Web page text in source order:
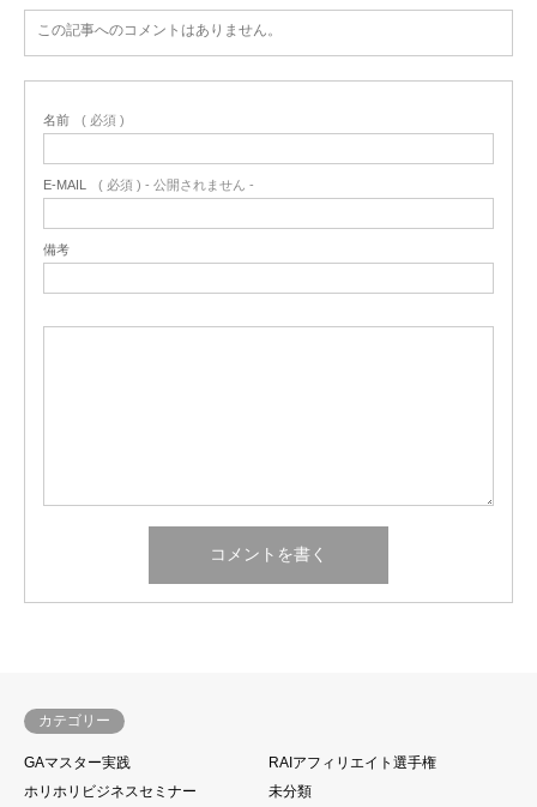
この記事へのコメントはありません。
名前 ( 必須 )
E-MAIL ( 必須 ) - 公開されません -
備考
カテゴリー
GAマスター実践
RAIアフィリエイト選手権
ホリホリビジネスセミナー
未分類